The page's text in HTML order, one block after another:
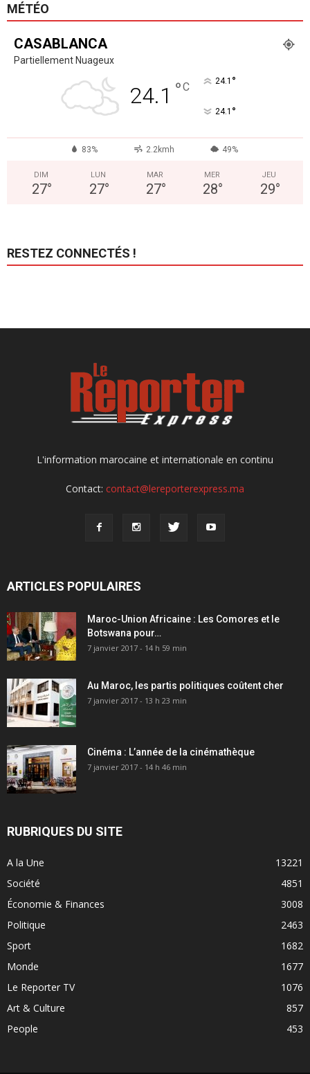
MÉTÉO
CASABLANCA
Partiellement Nuageux
24.1 °C 24.1 °
24.1 °
83% 2.2kmh 49%
DIM
27°
LUN
27°
MAR
27°
MER
28°
JEU
29°
RESTEZ CONNECTÉS !
L'information marocaine et internationale en continu
Contact: contact@lereporterexpress.ma
ARTICLES POPULAIRES
Maroc-Union Africaine : Les Comores et le
Botswana pour…
7 janvier 2017 - 14 h 59 min
Au Maroc, les partis politiques coûtent cher
7 janvier 2017 - 13 h 23 min
Cinéma : L’année de la cinémathèque
7 janvier 2017 - 14 h 46 min
RUBRIQUES DU SITE
A la Une
13221
Société
4851
Économie & Finances
3008
Politique
2463
Sport
1682
Monde
1677
Le Reporter TV
1076
Art & Culture
857
People
453